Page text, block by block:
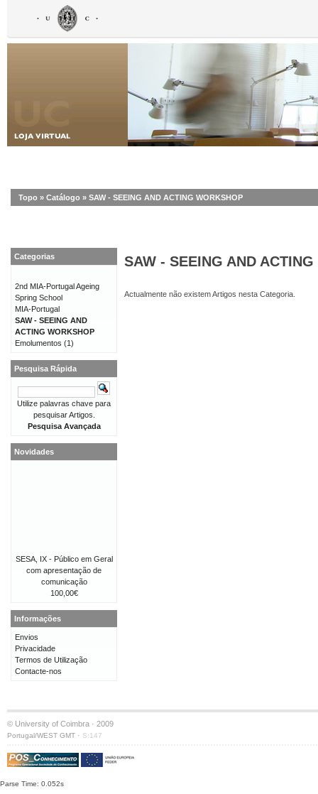
Topo » Catálogo » SAW - SEEING AND ACTING WORKSHOP
SAW - SEEING AND
Actualmente não existem Artigos nesta Categoria.
Categorias
2nd MIA-Portugal Ageing
Spring School
MIA-Portugal
SAW - SEEING AND
ACTING WORKSHOP
Emolumentos (1)
Pesquisa Rápida
Utilize palavras chave para
pesquisar Artigos.
Pesquisa Avançada
Novidades
SESA, IX - Público em Geral
com apresentação de
comunicação
100,00€
Informações
Envios
Privacidade
Termos de Utilização
Contacte-nos
© University of Coimbra · 2009
Portugal/WEST GMT · S:147
Parse Time: 0.052s